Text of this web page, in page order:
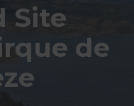
Site
de